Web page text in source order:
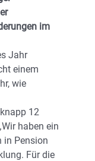
im
Jahr
einem
wie
12
haben ein
in Pension
Für die